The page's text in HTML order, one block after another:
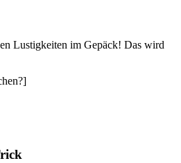
Lustigkeiten im Gepäck! Das wird